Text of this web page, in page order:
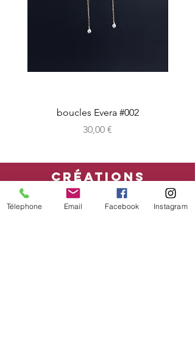
boucles Evera #002
Prix
30,00 €
CRéATIONS
sur-mesure
Télephone Email Facebook Instagram